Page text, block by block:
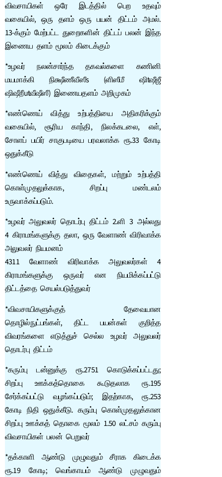
விவசாயிகள் ஒரே இடத்தில் பெற உதவும்
வகையில், ஒரு தளம் ஒரு பயன் திட்டம் அமல்.
13-க்கும் மேற்பட்ட துறைகளின் திட்டப் பலன் இந்த
இணைய தளம் மூலம் கிடைக்கும்
*உழவர் நலன்சார்ந்த தகவல்களை கணினி
மயமாக்கி நிக்ஷீணீவீஸீs (ளிஸீமீ ஷிtஷீஜீ
ஷிஷீறீutவீஷீஸீ) இணையதளம் அறிமுகம்
*எண்ணெய் வித்து உற்பத்தியை அதிகரிக்கும்
வகையில், சூரிய காந்தி, நிலக்கடலை, எள்,
சோளப் பயிர் சாகுபடியை பரவலாக்க ரூ.33 கோடி
ஒதுக்கீடு
*எண்ணெய் வித்து விதைகள், மற்றும் உற்பத்தி
கொள்முதலுக்காக, சிறப்பு மண்டலம்
உருவாக்கப்படும்.
*உழவர் அலுவலர் தொடர்பு திட்டம் 2.ளி 3 அல்லது
4 கிராமங்களுக்கு தலா, ஒரு வேளாண் விரிவாக்க
அலுவலர் நியமனம்
4311 வேளாண் விரிவாக்க அலுவலர்கள் 4
கிராமங்களுக்கு ஒருவர் என நியமிக்கப்பட்டு
திட்டத்தை செயல்படுத்துவர்
*விவசாயிகளுக்குத் தேவையான
தொழில்நுட்பங்கள், திட்ட பயன்கள் குறித்த
விவரங்களை எடுத்துச் செல்ல உழவர் அலுவலர்
தொடர்பு திட்டம்
*கரும்பு டன்னுக்கு ரூ.2751 கொடுக்கப்பட்டது;
சிறப்பு ஊக்கத்தொகை கூடுதலாக ரூ.195
சேர்க்கப்பட்டு வழங்கப்படும்; இதற்காக, ரூ.253
கோடி நிதி ஒதுக்கீடு. கரும்பு கொள்முதலுக்கான
சிறப்பு ஊக்கத் தொகை மூலம் 1.50 லட்சம் கரும்பு
விவசாயிகள் பலன் பெறுவர்
*தக்காளி ஆண்டு முழுவதும் சீராக கிடைக்க
ரூ.19 கோடி; வெங்காயம் ஆண்டு முழுவதும்